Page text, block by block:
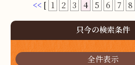
<< [ 1 2 3 4 5 6 7 8
只今の検索条件
全件表示